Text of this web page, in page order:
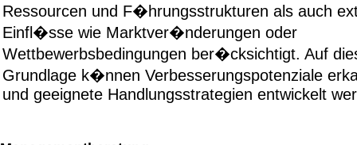
Ressourcen und F�hrungsstrukturen als auch
Einfl�sse wie Marktver�nderungen oder
Wettbewerbsbedingungen ber�cksichtigt. Auf
Grundlage k�nnen Verbesserungspotenziale
und geeignete Handlungsstrategien entwickelt